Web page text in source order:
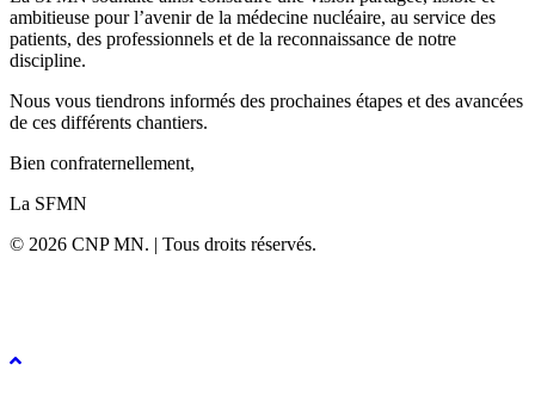
ambitieuse pour l’avenir de la médecine nucléaire, au service des
patients, des professionnels et de la reconnaissance de notre
discipline.
Nous vous tiendrons informés des prochaines étapes et des avancées
de ces différents chantiers.
Bien confraternellement,
La SFMN
© 2026 CNP MN. | Tous droits réservés.